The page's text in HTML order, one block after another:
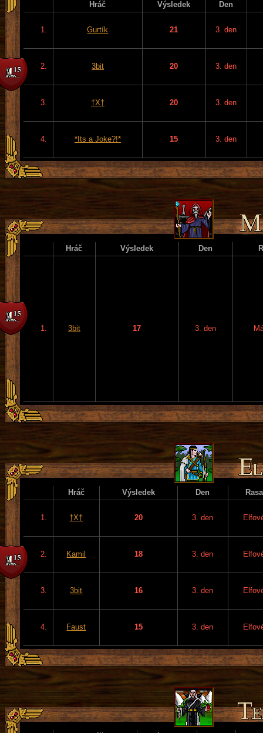
Hráč Výsledek Den
1. Gurtík 21 3. den
2. 3bit 20 3. den
3. †X† 20 3. den
4. *Its a Joke?!* 15 3. den
Hráč Výsledek Den
1. 3bit 17 3. den
Hráč Výsledek Den Rasa
1. †X† 20 3. den
2. Kamil 18 3. den
3. 3bit 16 3. den
4. Faust 15 3. den